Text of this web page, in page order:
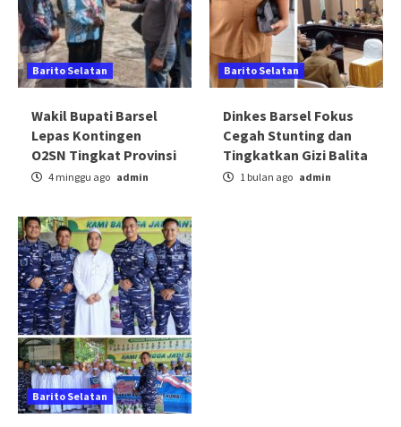
Barito Selatan
Wakil Bupati Barsel
Lepas Kontingen
O2SN Tingkat Provinsi
4 minggu ago admin
Barito Selatan
Dinkes Barsel Fokus
Cegah Stunting dan
Tingkatkan Gizi Balita
1 bulan ago admin
Barito Selatan